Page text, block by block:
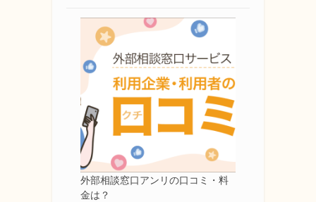
外部相談窓口アンリの口コミ・料
金は？